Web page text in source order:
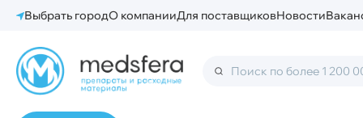
Выбрать городО компанииДля поставщиковНовости